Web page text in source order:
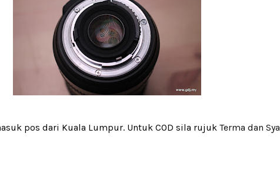
pos dari Kuala Lumpur. Untuk COD sila rujuk Terma dan